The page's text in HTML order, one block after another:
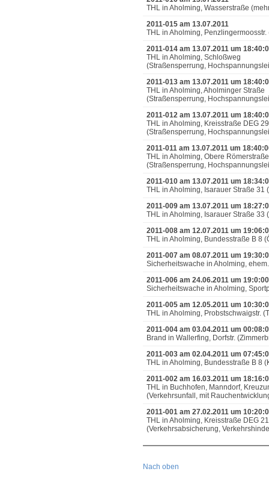
THL in Aholming, Wasserstraße
2011-015 am 13.07.2011
THL in Aholming,
2011-014 am 13.07.2011 um
THL in Aholming, Schloßweg
(Straßensperrung,
2011-013 am 13.07.2011 um
THL in Aholming, Aholminger Straße
(Straßensperrung,
2011-012 am 13.07.2011 um
THL in Aholming, Kreisstraße DEG 29
(Straßensperrung,
2011-011 am 13.07.2011 um
THL in Aholming, Obere
(Straßensperrung,
2011-010 am 13.07.2011 um
THL in Aholming, Isarauer Straße 31
2011-009 am 13.07.2011 um
THL in Aholming, Isarauer Straße 33
2011-008 am 12.07.2011 um
THL in Aholming, Bundesstraße B 8
2011-007 am 08.07.2011 um
Sicherheitswache in Aholming,
2011-006 am 24.06.2011 um 19:0:00
Sicherheitswache in Aholming,
2011-005 am 12.05.2011 um
THL in Aholming, Probstschwaigstr.
2011-004 am 03.04.2011 um
Brand in Wallerfing, Dorfstr.
2011-003 am 02.04.2011 um
THL in Aholming, Bundesstraße B 8
2011-002 am 16.03.2011 um
THL in Buchhofen, Manndorf,
(Verkehrsunfall, mit
2011-001 am 27.02.2011 um
THL in Aholming, Kreisstraße DEG
(Verkehrsabsicherung,
Nach oben